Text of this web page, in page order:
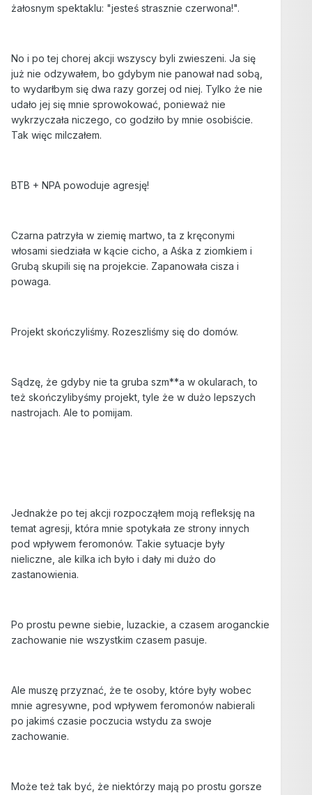
żałosnym spektaklu: "jesteś strasznie czerwona!".
No i po tej chorej akcji wszyscy byli zwieszeni. Ja się
już nie odzywałem, bo gdybym nie panował nad sobą,
to wydarłbym się dwa razy gorzej od niej. Tylko że nie
udało jej się mnie sprowokować, ponieważ nie
wykrzyczała niczego, co godziło by mnie osobiście.
Tak więc milczałem.
BTB + NPA powoduje agresję!
Czarna patrzyła w ziemię martwo, ta z kręconymi
włosami siedziała w kącie cicho, a Aśka z ziomkiem i
Grubą skupili się na projekcie. Zapanowała cisza i
powaga.
Projekt skończyliśmy. Rozeszliśmy się do domów.
Sądzę, że gdyby nie ta gruba szm**a w okularach, to
też skończylibyśmy projekt, tyle że w dużo lepszych
nastrojach. Ale to pomijam.
Jednakże po tej akcji rozpocząłem moją refleksję na
temat agresji, która mnie spotykała ze strony innych
pod wpływem feromonów. Takie sytuacje były
nieliczne, ale kilka ich było i dały mi dużo do
zastanowienia.
Po prostu pewne siebie, luzackie, a czasem aroganckie
zachowanie nie wszystkim czasem pasuje.
Ale muszę przyznać, że te osoby, które były wobec
mnie agresywne, pod wpływem feromonów nabierali
po jakimś czasie poczucia wstydu za swoje
zachowanie.
Może też tak być, że niektórzy mają po prostu gorsze